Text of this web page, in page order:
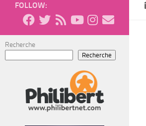
FOLLOW:
Recherche
Recherche